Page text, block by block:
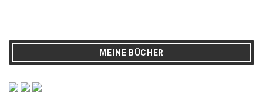
MEINE BÜCHER